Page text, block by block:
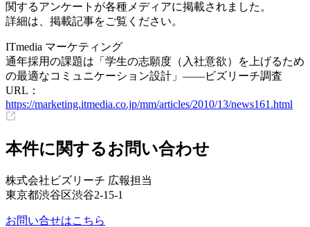
関するアンケートが各種メディアに掲載されました。
詳細は、掲載記事をご覧ください。
ITmedia マーケティング
通年採用の課題は「学生の志願度（入社意欲）を上げるため
の最適なコミュニケーション設計」――ビズリーチ調査
URL：
https://marketing.itmedia.co.jp/mm/articles/2010/13/news161.html
本件に関するお問い合わせ
株式会社ビズリーチ 広報担当
東京都渋谷区渋谷2-15-1
お問い合せはこちら